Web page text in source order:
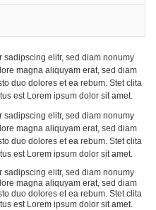
sadipscing elitr, sed diam nonumy
magna aliquyam erat, sed diam
duo dolores et ea rebum. Stet clita
est Lorem ipsum dolor sit amet.
sadipscing elitr, sed diam nonumy
magna aliquyam erat, sed diam
duo dolores et ea rebum. Stet clita
est Lorem ipsum dolor sit amet.
sadipscing elitr, sed diam nonumy
magna aliquyam erat, sed diam
duo dolores et ea rebum. Stet clita
est Lorem ipsum dolor sit amet.